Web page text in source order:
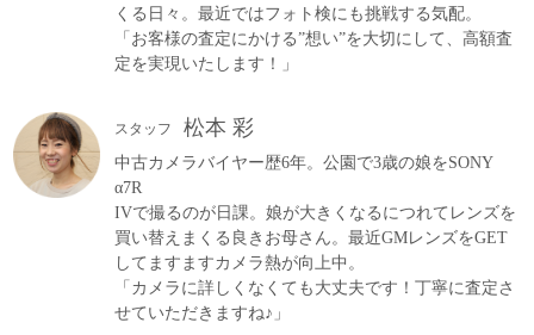
くる日々。最近ではフォト検にも挑戦する気配。
「お客様の査定にかける”想い”を大切にして、高額査
定を実現いたします！」
スタッフ 松本 彩
中古カメラバイヤー歴6年。公園で3歳の娘をSONY
α7R
IVで撮るのが日課。娘が大きくなるにつれてレンズを
買い替えまくる良きお母さん。最近GMレンズをGET
してますますカメラ熱が向上中。
「カメラに詳しくなくても大丈夫です！丁寧に査定さ
せていただきますね♪」